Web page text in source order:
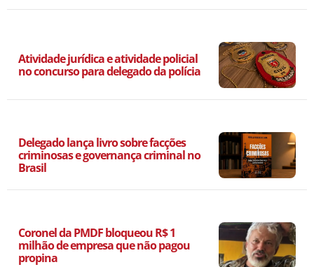
Atividade jurídica e atividade policial
no concurso para delegado da polícia
Delegado lança livro sobre facções
criminosas e governança criminal no
Brasil
Coronel da PMDF bloqueou R$ 1
milhão de empresa que não pagou
propina